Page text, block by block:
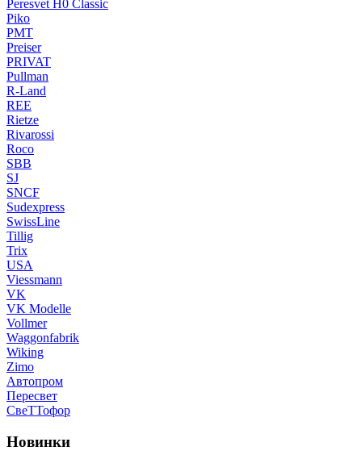
Peresvet H0 Classic
Piko
PMT
Preiser
PRIVAT
Pullman
R-Land
REE
Rietze
Rivarossi
Roco
SBB
SJ
SNCF
Sudexpress
SwissLine
Tillig
Trix
USA
Viessmann
VK
VK Modelle
Vollmer
Waggonfabrik
Wiking
Zimo
Автопром
Пересвет
СвеТТофор
Новинки